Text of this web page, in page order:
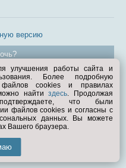
версию
улучшения работы сайта и
Более подробную
cookies и правилах
найтиздесь. Продолжая
что были
файлов cookies и согласны с
данных. Вы можете
Вашего браузера.